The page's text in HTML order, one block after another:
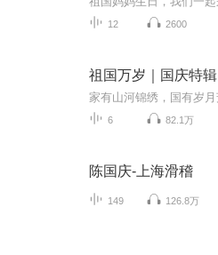
12 2600
祖国万岁｜国庆特辑
6 82.1万
陈国庆-上海滑稽
149 126.8万